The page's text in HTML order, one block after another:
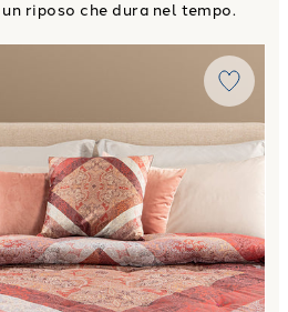
riposo che dura nel tempo.
Matrimoniale regency in